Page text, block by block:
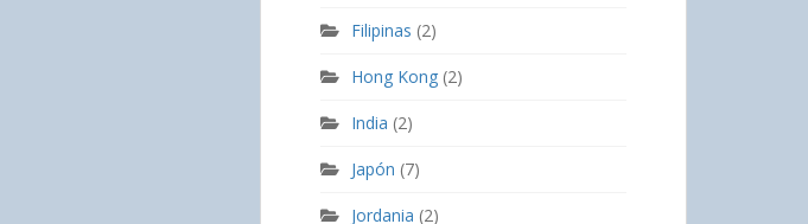
Filipinas (2)
Hong Kong (2)
India (2)
Japón (7)
Jordania (2)